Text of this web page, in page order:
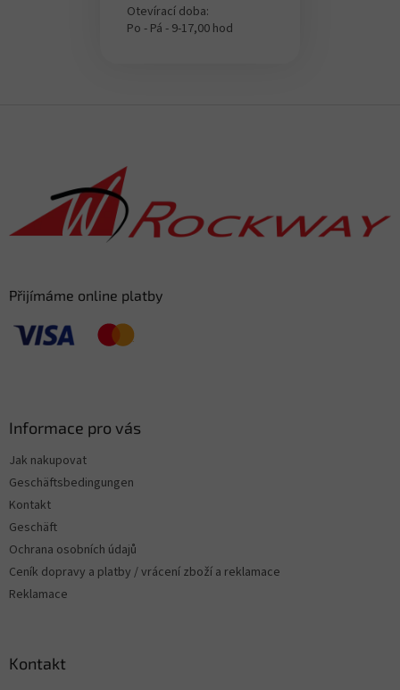
Otevírací doba:
Po - Pá - 9-17,00 hod
Přijímáme online platby
Informace pro vás
Jak nakupovat
Geschäftsbedingungen
Kontakt
Geschäft
Ochrana osobních údajů
Ceník dopravy a platby / vrácení zboží a reklamace
Reklamace
Kontakt